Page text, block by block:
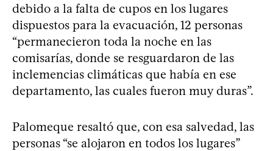
debido a la falta de cupos en los lugares
dispuestos para la evacuación, 12 personas
“permanecieron toda la noche en las
comisarías, donde se resguardaron de las
inclemencias climáticas que había en ese
departamento, las cuales fueron muy duras”.
Palomeque resaltó que, con esa salvedad, las
personas “se alojaron en todos los lugares”